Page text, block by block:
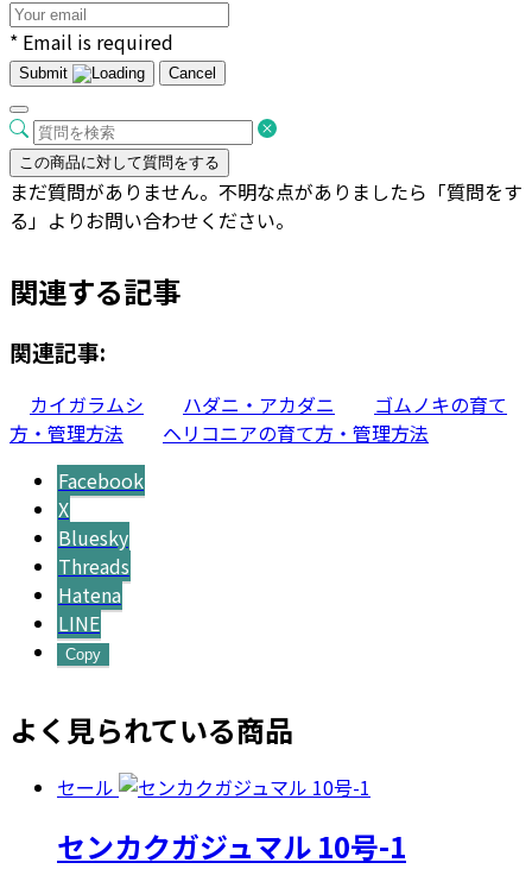
* Email is required
Submit Cancel
この商品に対して質問をする
まだ質問がありません。不明な点がありましたら「質問をす
る」よりお問い合わせください。
関連する記事
関連記事:
カイガラムシ ハダニ・アカダニ
ゴムノキの育て
方・管理方法
ヘリコニアの育て方・管理方法
Facebook
X
Bluesky
Threads
Hatena
LINE
Copy
よく見られている商品
セール
センカクガジュマル 10号-1